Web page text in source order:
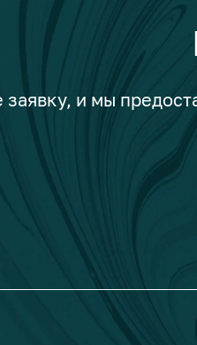
заявку, и мы